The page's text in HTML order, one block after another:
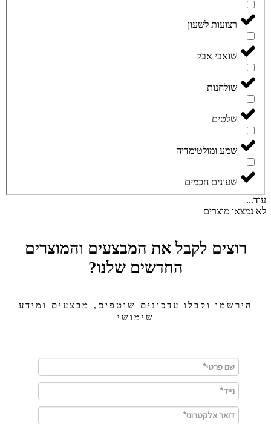
רצועות לשעון
שואבי אבק
שולחנות
שלטים
שמע ומולטימדיה
שעונים חכמים
עוד...
לא נמצאו מוצרים
רוצים לקבל את המבצעים והמוצרים
החדשים שלנו?
הירשמו וקבלו עדכונים שוטפים, מבצעים ומידע
שימושי